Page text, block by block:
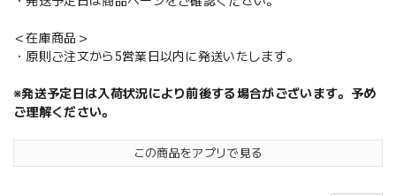
＜在庫商品＞
・原則ご注文から5営業日以内に発送いたします。
※発送予定日は入荷状況により前後する場合がございます。予め
ご理解ください。
この商品をアプリで見る